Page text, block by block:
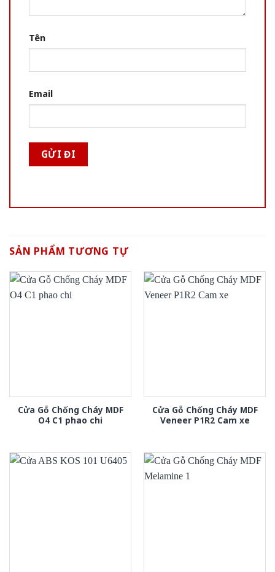
Tên
Email
SẢN PHẨM TƯƠNG TỰ
Cửa Gỗ Chống Cháy MDF
O4 C1 phao chi
Cửa Gỗ Chống Cháy MDF
Veneer P1R2 Cam xe